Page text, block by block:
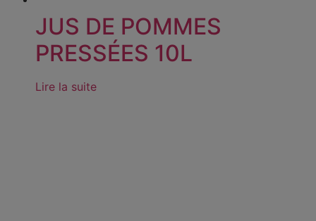
JUS DE POMMES
PRESSÉES 10L
Lire la suite